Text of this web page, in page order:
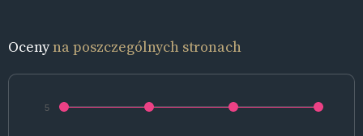
Ocenyna poszczególnych stronach
5